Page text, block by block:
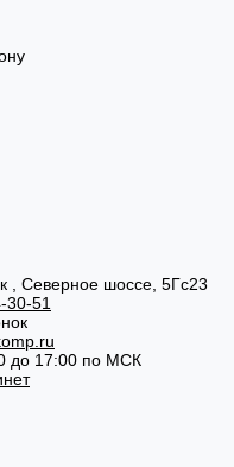
, Северное шоссе, 5Гс23
30-51
до 17:00 по МСК